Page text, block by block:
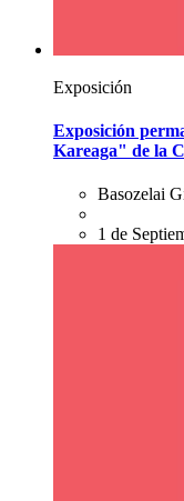
Exposición
Exposición
Kareaga" de la
Basozelai
1 de